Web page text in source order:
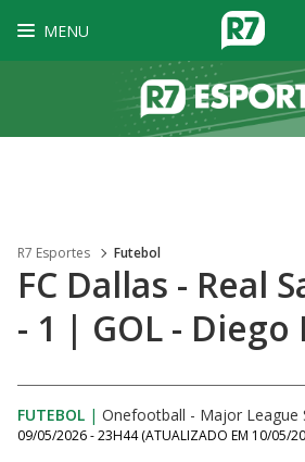
MENU
R7 Esportes Futebol
FC Dallas - Real
- 1 | GOL - Diego
FUTEBOL | Onefootball - Major League
09/05/2026 - 23H44 (ATUALIZADO EM 10/05/